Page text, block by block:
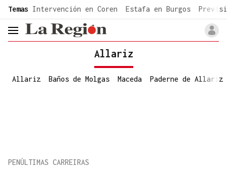
common.go-to-content
Temas Intervención en Coren Estafa en Burgos
header.menu.open
Allariz
Allariz Baños de Molgas Maceda Paderne de Allariz
PENÚLTIMAS CARREIRAS